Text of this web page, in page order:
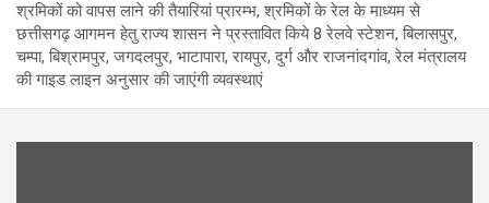
श्रमिकों को वापस लाने की तैयारियां प्रारम्भ, श्रमिकों के रेल के माध्यम से
छत्तीसगढ़ आगमन हेतु राज्य शासन ने प्रस्तावित किये 8 रेलवे स्टेशन, बिलासपुर,
चम्पा, बिश्रामपुर, जगदलपुर, भाटापारा, रायपुर, दुर्ग और राजनांदगांव, रेल मंत्रालय
की गाइड लाइन अनुसार की जाएंगी व्यवस्थाएं